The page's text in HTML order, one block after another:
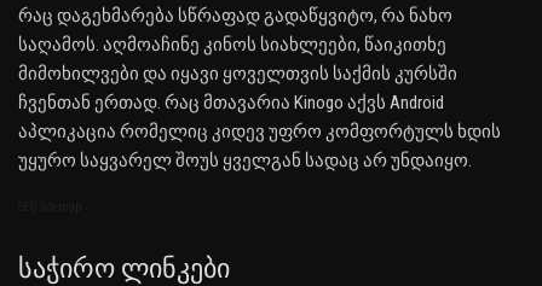
რაც დაგეხმარება სწრაფად გადაწყვიტო, რა ნახო
საღამოს. აღმოაჩინე კინოს სიახლეები, წაიკითხე
მიმოხილვები და იყავი ყოველთვის საქმის კურსში
ჩვენთან ერთად. რაც მთავარია Kinogo აქვს Android
აპლიკაცია რომელიც კიდევ უფრო კომფორტულს ხდის
უყურო საყვარელ შოუს ყველგან სადაც არ უნდაიყო.
Საჭირო Ლინკები